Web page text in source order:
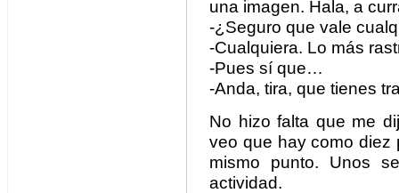
una imagen. Hala, a
-¿Seguro que vale
-Cualquiera. Lo más
-Pues sí que…
-Anda, tira, que tienes
No hizo falta que me
veo que hay como diez
mismo punto. Unos
actividad.